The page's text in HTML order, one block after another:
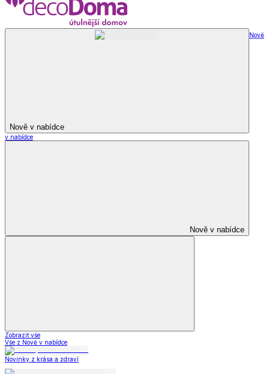
Nově v nabídce
Nově
v nabídce
Nově v nabídce
Zobrazit vše
Vše z Nově v nabídce
Novinky z krása a zdraví